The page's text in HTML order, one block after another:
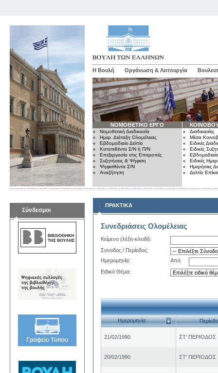
Η Βουλή Οργάνωση & Λειτουργία
ΝΟΜΟΘΕΤΙΚΟ ΕΡΓΟ
Νομοθετική Διαδικασία
Ημερ. Διάταξη Ολομέλειας
Εβδομαδιαίο Δελτίο
Κατατεθέντα Σ/Ν ή Π/Ν
Επεξεργασία στις Επιτροπές
Συζητήσεις & Ψήφιση
Ψηφισθέντα Σ/Ν
Αναζήτηση
Διαδικασίες
Μέσα
Ειδικές
Ειδικές
Εβδομαδιαίο
Ειδικές
Ημερήσιες
Δελτίο
Σύνδεσμοι
ΠΡΑΚΤΙΚΑ
Συνεδριάσεις Ολομέλειας
Κείμενο (λέξη-κλειδί):
Συνοδος / Περίοδος:
Ημερομηνία:
Από
Ειδικό Θέμα:
Ημερομηνία
21/02/1990 ΣΤ' ΠΕΡΙΟΔΟΣ
20/02/1990 ΣΤ' ΠΕΡΙΟΔΟΣ